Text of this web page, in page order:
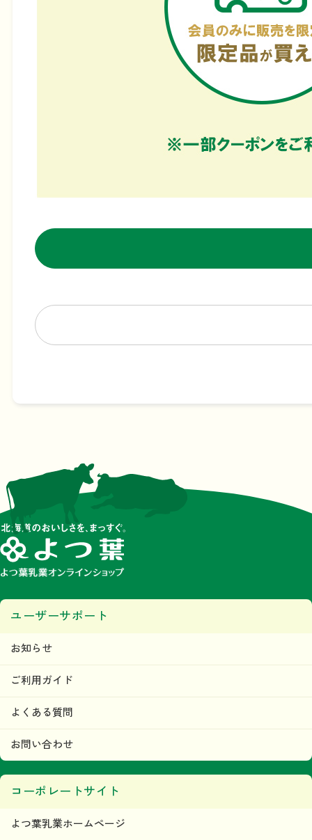
ユーザーサポート
お知らせ
ご利用ガイド
よくある質問
お問い合わせ
コーポレートサイト
よつ葉乳業ホームページ